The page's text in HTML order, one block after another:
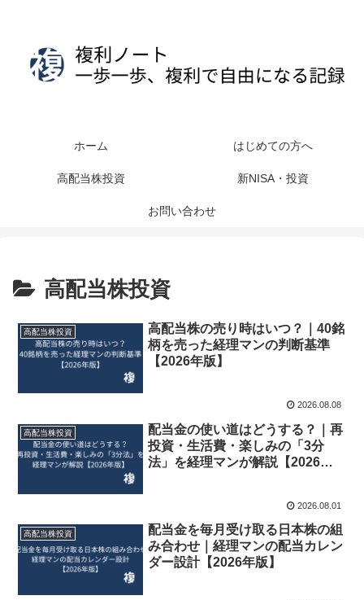
ホーム はじめての方へ
高配当株投資 新NISA・投資
お問い合わせ
高配当株投資
高配当株投資
高配当株の売り時はいつ？｜40銘
柄を売った経理マンの判断基準
【2026年版】
2026.08.08
高配当株投資
配当金の使い道はどうする？｜再
投資・生活費・楽しみの「3分
法」を経理マンが解説【2026年
2026.08.01
高配当株投資
配当金を毎月受け取る日本株の組
み合わせ｜経理マンの配当カレン
ダー設計【2026年版】